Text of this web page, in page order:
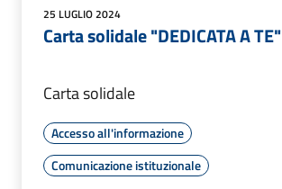
25 LUGLIO 2024
Carta solidale "DEDICATA A TE"
Carta solidale
Accesso all'informazione
Comunicazione istituzionale